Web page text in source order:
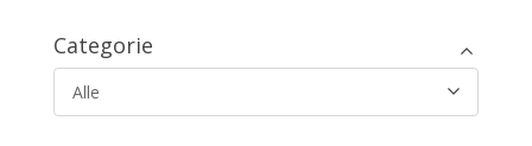
Categorie
Alle